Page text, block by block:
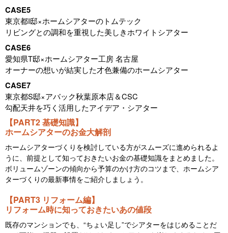
CASE5
東京都I邸×ホームシアターのトムテック
リビングとの調和を重視した美しきホワイトシアター
CASE6
愛知県T邸×ホームシアター工房 名古屋
オーナーの想いが結実した才色兼備のホームシアター
CASE7
東京都S邸×アバック秋葉原本店＆CSC
勾配天井を巧く活用したアイデア・シアター
【PART2 基礎知識】
ホームシアターのお金大解剖
ホームシアターづくりを検討している方がスムーズに進められるよ
うに、前提として知っておきたいお金の基礎知識をまとめました。
ボリュームゾーンの傾向から予算のかけ方のコツまで、ホームシア
ターづくりの最新事情をご紹介しましょう。
【PART3 リフォーム編】
リフォーム時に知っておきたいあの値段
既存のマンションでも、“ちょい足し”でシアターをはじめることだ